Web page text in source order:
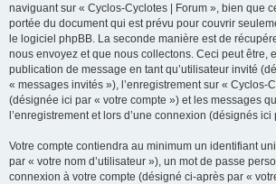
naviguant sur « Cyclos-Cyclotes | Forum », bien que
portée du document qui est prévu pour couvrir
le logiciel phpBB. La seconde manière est de
nous envoyez et que nous collectons. Ceci peut être,
publication de message en tant qu’utilisateur invité
« messages invités »), l’enregistrement sur « Cyclos-
(désignée ici par « votre compte ») et les messages
l’enregistrement et lors d’une connexion (désignés
Votre compte contiendra au minimum un identifiant
par « votre nom d’utilisateur »), un mot de passe
connexion à votre compte (désigné ci-après par «